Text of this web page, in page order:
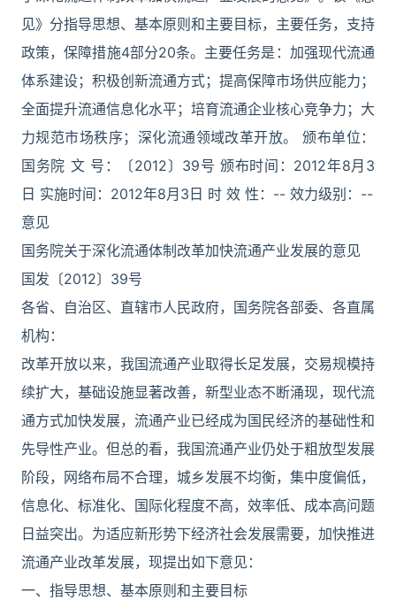
见》分指导思想、基本原则和主要目标，主要任务，支持
政策，保障措施4部分20条。主要任务是：加强现代流通
体系建设；积极创新流通方式；提高保障市场供应能力；
全面提升流通信息化水平；培育流通企业核心竞争力；大
力规范市场秩序；深化流通领域改革开放。 颁布单位：
国务院 文 号：〔2012〕39号 颁布时间：2012年8月3
日 实施时间：2012年8月3日 时 效 性：-- 效力级别：--
意见
国务院关于深化流通体制改革加快流通产业发展的意见
国发〔2012〕39号
各省、自治区、直辖市人民政府，国务院各部委、各直属
机构：
改革开放以来，我国流通产业取得长足发展，交易规模持
续扩大，基础设施显著改善，新型业态不断涌现，现代流
通方式加快发展，流通产业已经成为国民经济的基础性和
先导性产业。但总的看，我国流通产业仍处于粗放型发展
阶段，网络布局不合理，城乡发展不均衡，集中度偏低，
信息化、标准化、国际化程度不高，效率低、成本高问题
日益突出。为适应新形势下经济社会发展需要，加快推进
流通产业改革发展，现提出如下意见：
一、指导思想、基本原则和主要目标